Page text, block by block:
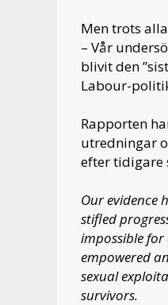
Men trots
– Vår
blivit den
Labour-
Rapporten
utredningar
efter tidigare
Our evidence
stifled
impossible for
empowered
sexual
survivors.